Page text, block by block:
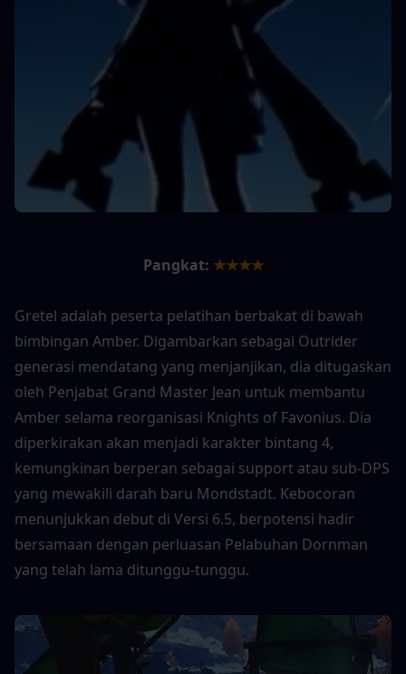
Pangkat: ★★★★
Gretel adalah peserta pelatihan berbakat di bawah
bimbingan Amber. Digambarkan sebagai Outrider
generasi mendatang yang menjanjikan, dia ditugaskan
oleh Penjabat Grand Master Jean untuk membantu
Amber selama reorganisasi Knights of Favonius. Dia
diperkirakan akan menjadi karakter bintang 4,
kemungkinan berperan sebagai support atau sub-DPS
yang mewakili darah baru Mondstadt. Kebocoran
menunjukkan debut di Versi 6.5, berpotensi hadir
bersamaan dengan perluasan Pelabuhan Dornman
yang telah lama ditunggu-tunggu.